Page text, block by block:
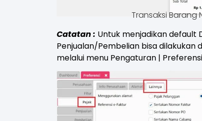
Transaksi Barang
Catatan : Untuk menjadikan default
Penjualan/Pembelian bisa dilakukan
melalui menu Pengaturan |